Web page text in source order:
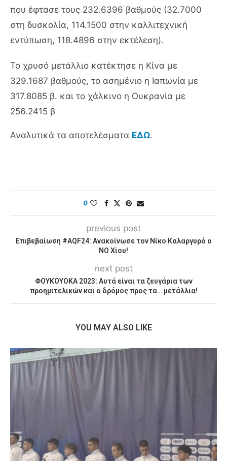
που έφτασε τους 232.6396 βαθμούς (32.7000
στη δυσκολία, 114.1500 στην καλλιτεχνική
εντύπωση, 118.4896 στην εκτέλεση).
Το χρυσό μετάλλιο κατέκτησε η Κίνα με
329.1687 βαθμούς, το ασημένιο η Ιαπωνία με
317.8085 β. και το χάλκινο η Ουκρανία με
256.2415 β
Αναλυτικά τα αποτελέσματα ΕΔΩ.
0
previous post
Επιβεβαίωση #AQF24: Ανακοίνωσε τον Νίκο Καλαργυρό ο
ΝΟ Χίου!
next post
ΦΟΥΚΟΥΟΚΑ 2023: Αυτά είναι τα ζευγάρια των
προημιτελικών και ο δρόμος προς τα… μετάλλια!
YOU MAY ALSO LIKE